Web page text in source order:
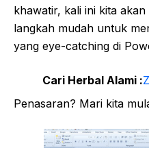
khawatir, kali ini kita
langkah mudah untuk
yang eye-catching di
Cari Herbal Alami :
Penasaran? Mari kita